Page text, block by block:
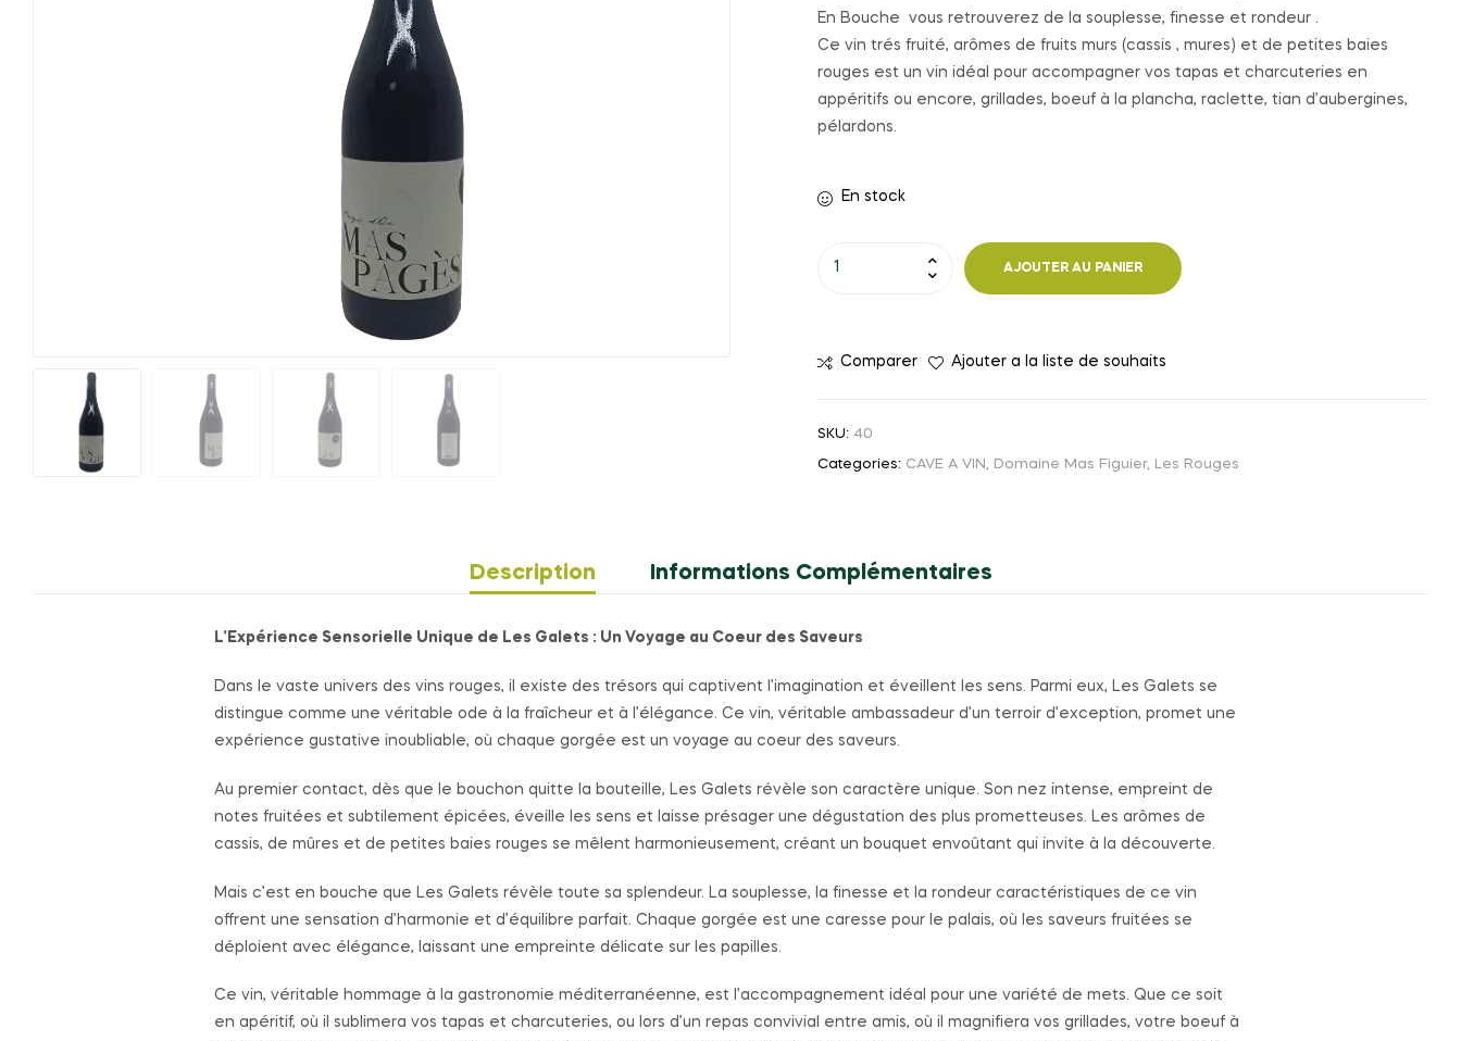
En Bouche vous retrouverez de la souplesse, finesse et rondeur .
Ce vin trés fruité, arômes de fruits murs (cassis , mures) et de petites baies
rouges est un vin idéal pour accompagner vos tapas et charcuteries en
appéritifs ou encore, grillades, boeuf à la plancha, raclette, tian d’aubergines,
pélardons.
En stock
GALETS
AJOUTER AU PANIER
Comparer Ajouter a la liste de souhaits
SKU: 40
Categories: CAVE A VIN, Domaine Mas Figuier, Les Rouges
Description Informations Complémentaires
L’Expérience Sensorielle Unique de Les Galets : Un Voyage au Coeur des Saveurs
Dans le vaste univers des vins rouges, il existe des trésors qui captivent l’imagination et éveillent les sens. Parmi eux, Les Galets se
distingue comme une véritable ode à la fraîcheur et à l’élégance. Ce vin, véritable ambassadeur d’un terroir d’exception, promet une
expérience gustative inoubliable, où chaque gorgée est un voyage au coeur des saveurs.
Au premier contact, dès que le bouchon quitte la bouteille, Les Galets révèle son caractère unique. Son nez intense, empreint de
notes fruitées et subtilement épicées, éveille les sens et laisse présager une dégustation des plus prometteuses. Les arômes de
cassis, de mûres et de petites baies rouges se mêlent harmonieusement, créant un bouquet envoûtant qui invite à la découverte.
Mais c’est en bouche que Les Galets révèle toute sa splendeur. La souplesse, la finesse et la rondeur caractéristiques de ce vin
offrent une sensation d’harmonie et d’équilibre parfait. Chaque gorgée est une caresse pour le palais, où les saveurs fruitées se
déploient avec élégance, laissant une empreinte délicate sur les papilles.
Ce vin, véritable hommage à la gastronomie méditerranéenne, est l’accompagnement idéal pour une variété de mets. Que ce soit
en apéritif, où il sublimera vos tapas et charcuteries, ou lors d’un repas convivial entre amis, où il magnifiera vos grillades, votre boeuf à